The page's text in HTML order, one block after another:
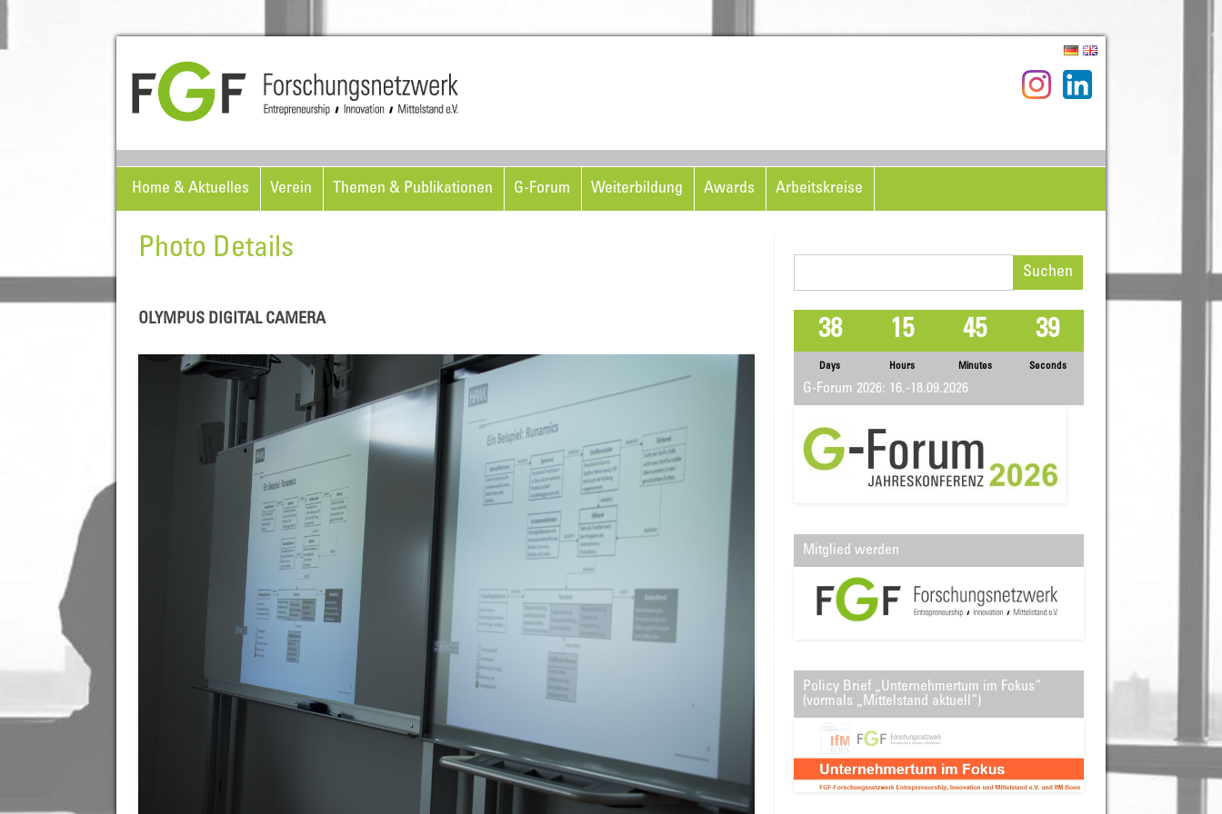
Home & Aktuelles Verein Themen & Publikationen G-Forum Weiterbildung Awards Arbeitskreise
Photo Details
OLYMPUS DIGITAL CAMERA 38
Days
15
Hours
45
Minutes
39
Seconds
G-Forum 2026: 16.-18.09.2026
Mitglied werden
Policy Brief „Unternehmertum im Fokus“
(vormals „Mittelstand aktuell“)